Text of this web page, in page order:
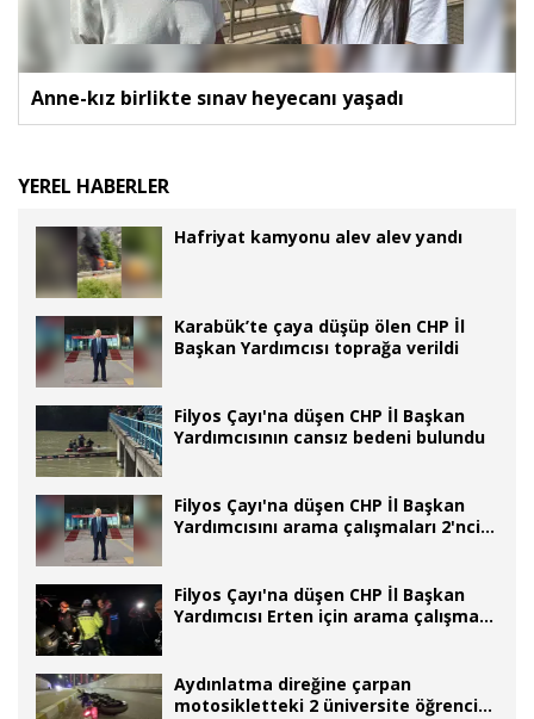
Anne-kız birlikte sınav heyecanı yaşadı
YEREL HABERLER
Hafriyat kamyonu alev alev yandı
Karabük’te çaya düşüp ölen CHP İl
Başkan Yardımcısı toprağa verildi
Filyos Çayı'na düşen CHP İl Başkan
Yardımcısının cansız bedeni bulundu
Filyos Çayı'na düşen CHP İl Başkan
Yardımcısını arama çalışmaları 2'nci
Filyos Çayı'na düşen CHP İl Başkan
Yardımcısı Erten için arama çalışması
Aydınlatma direğine çarpan
motosikletteki 2 üniversite öğrencisi